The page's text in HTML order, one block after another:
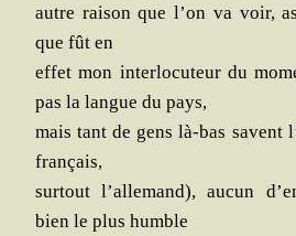
autre rai­son que l’on va voir,
que fût en
effet mon inter­lo­cu­teur du
pas la langue du pays,
mais tant de gens là-bas savent
français,
sur­tout l’allemand), aucun
bien le plus humble